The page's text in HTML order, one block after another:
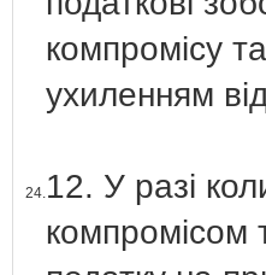
компромісу
ухиленням
24.12. У разі
компромісом